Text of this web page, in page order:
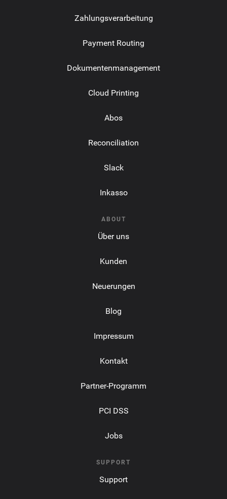
Zahlungsverarbeitung
Payment Routing
Dokumentenmanagement
Cloud Printing
Abos
Reconciliation
Slack
Inkasso
ABOUT
Über uns
Kunden
Neuerungen
Blog
Impressum
Kontakt
Partner-Programm
PCI DSS
Jobs
SUPPORT
Support